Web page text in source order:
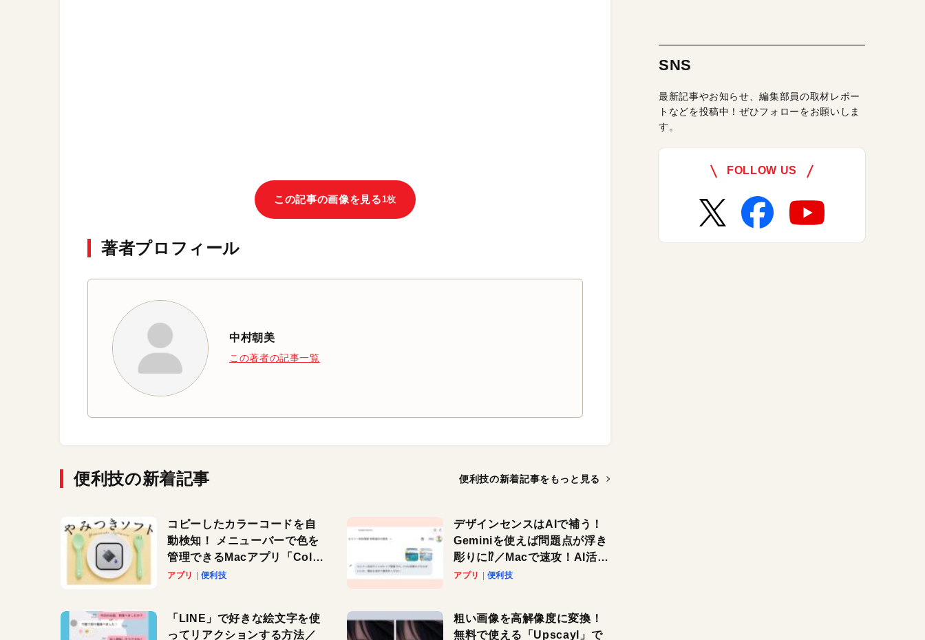
この記事の画像を見る 1枚
著者プロフィール
中村朝美
この著者の記事一覧
便利技の新着記事 便利技の新着記事をもっと見る
コピーしたカラーコードを自
動検知！ メニューバーで色を
管理できるMacアプリ「Color
Copy Bucket」
アプリ 便利技
デザインセンスはAIで補う！
Geminiを使えば問題点が浮き
彫りに⁉︎／Macで速攻！AI活用
テク
アプリ 便利技
「LINE」で好きな絵文字を使
ってリアクションする方法／
粗い画像を高解像度に変換！
無料で使える「Upscayl」で
SNS
最新記事やお知らせ、編集部員の取材レポー
トなどを投稿中！ぜひフォローをお願いしま
す。
FOLLOW US